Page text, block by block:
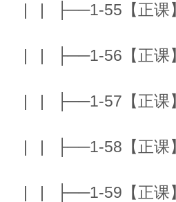
| | ├──1-55【正课
| | ├──1-56【正课
| | ├──1-57【正课
| | ├──1-58【正课
| | ├──1-59【正课